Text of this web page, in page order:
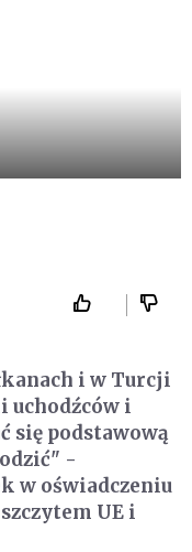
i w Turcji
uchodźców i
podstawową
-
w oświadczeniu
UE i